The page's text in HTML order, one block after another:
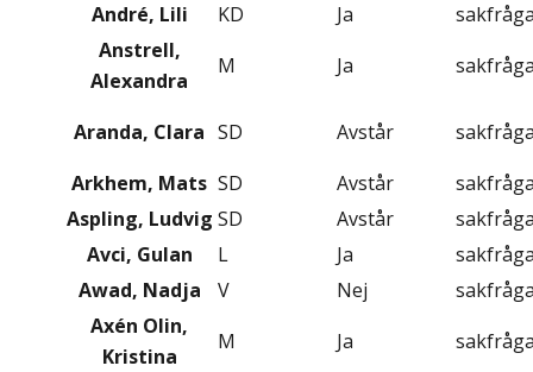
André, Lili
KD Ja
Anstrell,
Alexandra
M Ja
Aranda, Clara SD Avstår
Arkhem, Mats SD Avstår
Aspling, Ludvig SD Avstår
Avci, Gulan
L Ja
Awad, Nadja
V Nej
Axén Olin,
Kristina
M Ja